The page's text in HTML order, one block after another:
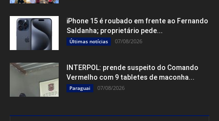
iPhone 15 é roubado em frente ao Fernando
Saldanha; proprietário pede...
Últimas notícias 07/08/2026
INTERPOL: prende suspeito do Comando
Vermelho com 9 tabletes de maconha...
Paraguai 07/08/2026